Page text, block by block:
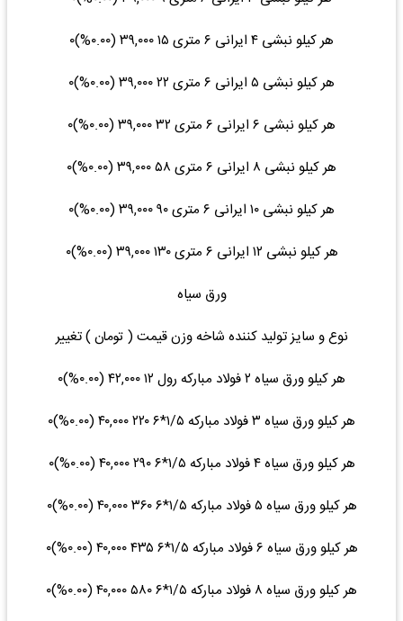
هر کیلو نبشی ۴ ایرانی ۶ متری ۱۵ ۳۹,۰۰۰ (۰.۰۰%)۰
هر کیلو نبشی ۵ ایرانی ۶ متری ۲۲ ۳۹,۰۰۰ (۰.۰۰%)۰
هر کیلو نبشی ۶ ایرانی ۶ متری ۳۲ ۳۹,۰۰۰ (۰.۰۰%)۰
هر کیلو نبشی ۸ ایرانی ۶ متری ۵۸ ۳۹,۰۰۰ (۰.۰۰%)۰
هر کیلو نبشی ۱۰ ایرانی ۶ متری ۹۰ ۳۹,۰۰۰ (۰.۰۰%)۰
هر کیلو نبشی ۱۲ ایرانی ۶ متری ۱۳۰ ۳۹,۰۰۰ (۰.۰۰%)۰
ورق سیاه
نوع و سایز تولید کننده شاخه وزن قیمت ( تومان ) تغییر
هر کیلو ورق سیاه ۲ فولاد مبارکه رول ۱۲ ۴۲,۰۰۰ (۰.۰۰%)۰
هر کیلو ورق سیاه ۳ فولاد مبارکه ۱/۵*۶ ۲۲۰ ۴۰,۰۰۰ (۰.۰۰%)۰
هر کیلو ورق سیاه ۴ فولاد مبارکه ۱/۵*۶ ۲۹۰ ۴۰,۰۰۰ (۰.۰۰%)۰
هر کیلو ورق سیاه ۵ فولاد مبارکه ۱/۵*۶ ۳۶۰ ۴۰,۰۰۰ (۰.۰۰%)۰
هر کیلو ورق سیاه ۶ فولاد مبارکه ۱/۵*۶ ۴۳۵ ۴۰,۰۰۰ (۰.۰۰%)۰
هر کیلو ورق سیاه ۸ فولاد مبارکه ۱/۵*۶ ۵۸۰ ۴۰,۰۰۰ (۰.۰۰%)۰